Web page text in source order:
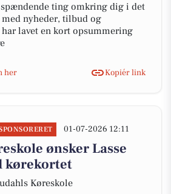
spændende ting omkring dig i det
nyheder, tilbud og
lavet en kort opsummering
her Kopiér link
01-07-2026 12:11
ønsker Lasse
kørekortet
Køreskole